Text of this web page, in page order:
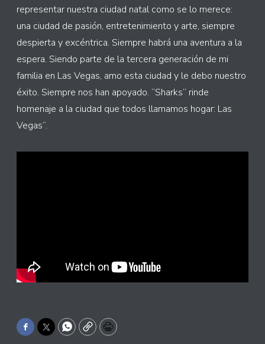
representar nuestra ciudad natal como se lo merece:
una ciudad de pasión, entretenimiento y arte, siempre
despierta y excéntrica. Siempre habrá una aventura a la
espera. Siendo parte de la tercera generación de mi
familia en Las Vegas, amo esta ciudad y le debo nuestro
éxito. Siempre nos han apoyado. “Sharks” rinde
homenaje a la ciudad que todos llamamos hogar: Las
Vegas”.
Facebook
TwitterWhatsApp
CopyPrint